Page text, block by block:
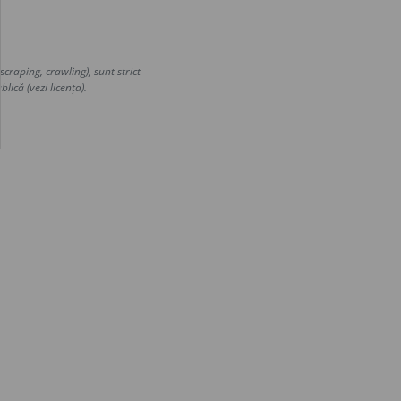
crawling), sunt strict
(vezi licența).